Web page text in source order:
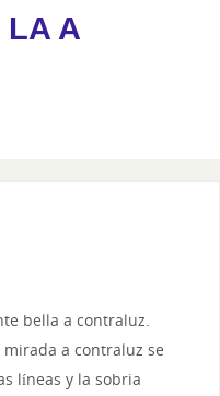
LA A
bella a contraluz.
a contraluz se
líneas y la sobria